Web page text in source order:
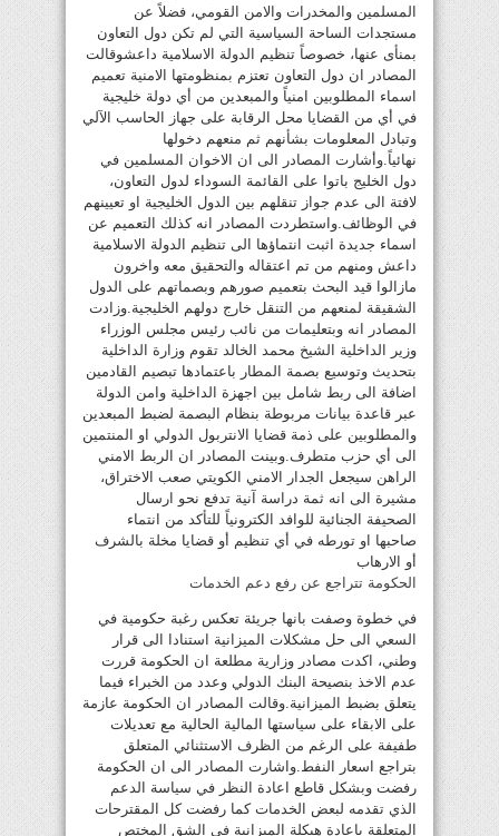
المسلمين والمخدرات والامن القومي، فضلاً عن
مستجدات الساحة السياسية التي لم تكن دول التعاون
بمنأى عنها، خصوصاً تنظيم الدولة الاسلامية داعشوقالت
المصادر ان دول التعاون تعتزم بمنظومتها الامنية تعميم
اسماء المطلوبين امنياً والمبعدين من أي دولة خليجية
في أي من القضايا محل الرقابة على جهاز الحاسب الآلي
وتبادل المعلومات بشأنهم ثم منعهم دخولها
نهائياً.وأشارت المصادر الى ان الاخوان المسلمين في
دول الخليج باتوا على القائمة السوداء لدول التعاون،
لافتة الى عدم جواز تنقلهم بين الدول الخليجية او تعيينهم
في الوظائف.واستطردت المصادر انه كذلك التعميم عن
اسماء جديدة اثبت انتماؤها الى تنظيم الدولة الاسلامية
داعش ومنهم من تم اعتقاله والتحقيق معه واخرون
مازالوا قيد البحث بتعميم صورهم وبصماتهم على الدول
الشقيقة لمنعهم من التنقل خارج دولهم الخليجية.وزادت
المصادر انه وبتعليمات من نائب رئيس مجلس الوزراء
وزير الداخلية الشيخ محمد الخالد تقوم وزارة الداخلية
بتحديث وتوسيع بصمة المطار باعتمادها تبصيم القادمين
اضافة الى ربط شامل بين اجهزة الداخلية وامن الدولة
عبر قاعدة بيانات مربوطة بنظام البصمة لضبط المبعدين
والمطلوبين على ذمة قضايا الانتربول الدولي او المنتمين
الى أي حزب متطرف.وبينت المصادر ان الربط الامني
الراهن سيجعل الجدار الامني الكويتي صعب الاختراق،
مشيرة الى انه ثمة دراسة آنية تدفع نحو ارسال
الصحيفة الجنائية للوافد الكترونياً للتأكد من انتماء
صاحبها او تورطه في أي تنظيم أو قضايا مخلة بالشرف
أو الارهاب
الحكومة تتراجع عن رفع دعم الخدمات
في خطوة وصفت بانها جريئة تعكس رغبة حكومية في
السعي الى حل مشكلات الميزانية استنادا الى قرار
وطني، اكدت مصادر وزارية مطلعة ان الحكومة قررت
عدم الاخذ بنصيحة البنك الدولي وعدد من الخبراء فيما
يتعلق بضبط الميزانية.وقالت المصادر ان الحكومة عازمة
على الابقاء على سياستها المالية الحالية مع تعديلات
طفيفة على الرغم من الظرف الاستثنائي المتعلق
بتراجع اسعار النفط.واشارت المصادر الى ان الحكومة
رفضت وبشكل قاطع اعادة النظر في سياسة الدعم
الذي تقدمه لبعض الخدمات كما رفضت كل المقترحات
المتعلقة باعادة هيكلة الميزانية في الشق المختص